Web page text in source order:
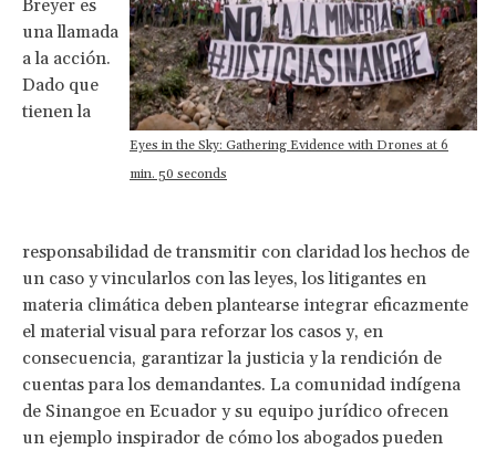
Eyes in the Sky: Gathering Evidence with Drones at 6
min. 50 seconds
Breyer es
una llamada
a la acción.
Dado que
tienen la
responsabilidad de transmitir con claridad los hechos de
un caso y vincularlos con las leyes, los litigantes en
materia climática deben plantearse integrar eficazmente
el material visual para reforzar los casos y, en
consecuencia, garantizar la justicia y la rendición de
cuentas para los demandantes. La comunidad indígena
de Sinangoe en Ecuador y su equipo jurídico ofrecen
un ejemplo inspirador de cómo los abogados pueden